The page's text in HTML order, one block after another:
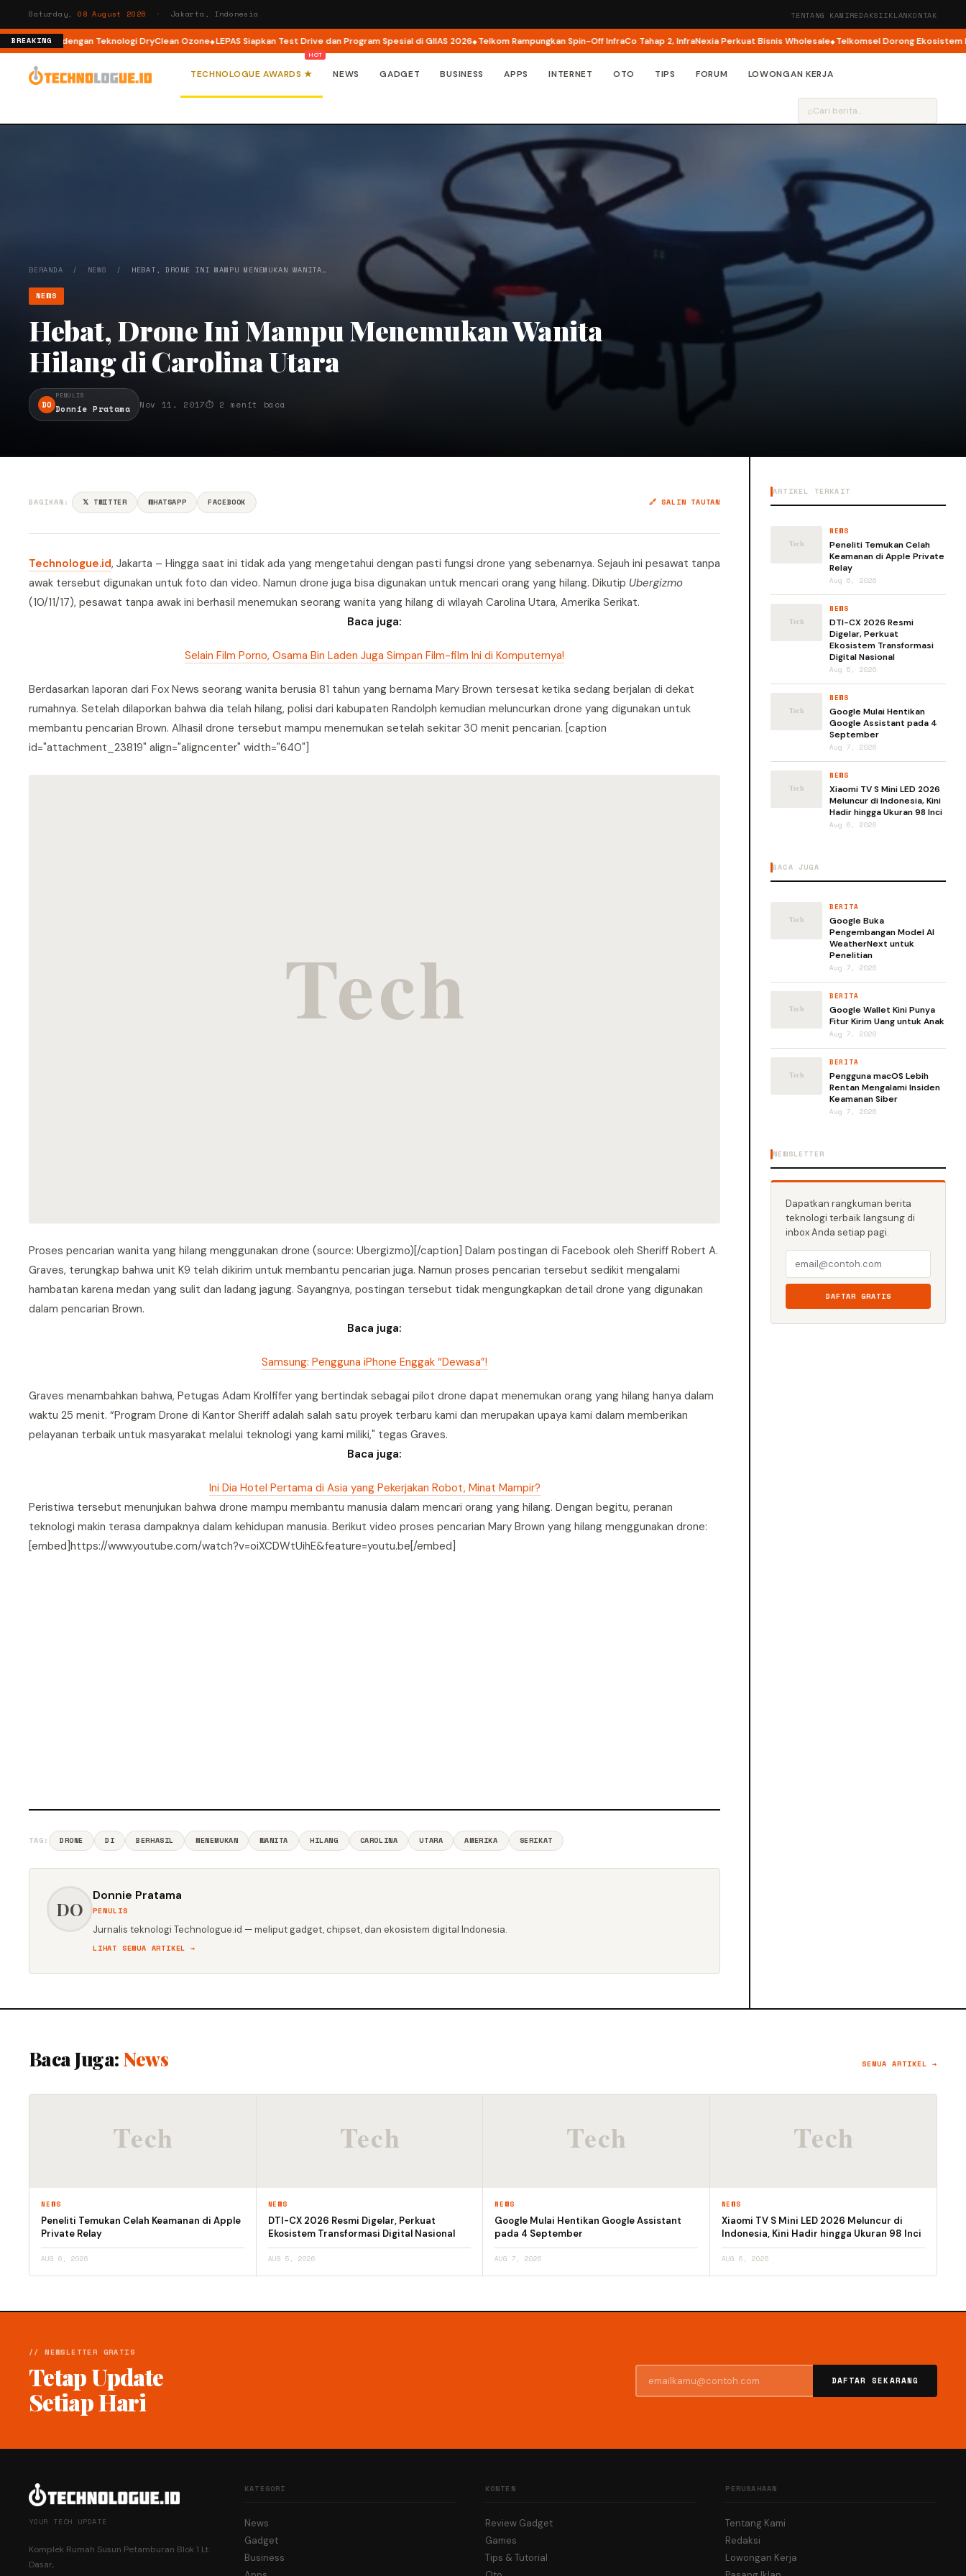
Saturday, 08 August 2026 · Jakarta, Indonesia TENTANG KAMIREDAKSIIKLANKONTAK
BREAKING
Load dengan Teknologi DryClean Ozone LEPAS Siapkan Test Drive dan Program Spesial di GIIAS 2026 Telkom Rampungkan Spin-Off InfraCo Tahap 2, InfraNexia Perkuat Bisnis Wholesale Telkomsel Dorong Ekosistem
TECHNOLOGUE AWARDS ★ NEWS GADGET BUSINESS APPS INTERNET OTO TIPS FORUM LOWONGAN KERJA
⌕
BERANDA / NEWS / HEBAT, DRONE INI MAMPU MENEMUKAN WANITA…
NEWS
Hebat, Drone Ini Mampu Menemukan Wanita
Hilang di Carolina Utara
DO
PENULIS
Donnie Pratama Nov 11, 2017⏱ 2 menit baca
BAGIKAN: 𝕏 TWITTER WHATSAPP FACEBOOK 🔗 SALIN TAUTAN
Technologue.id, Jakarta – Hingga saat ini tidak ada yang mengetahui dengan pasti fungsi drone yang sebenarnya. Sejauh ini pesawat tanpa
awak tersebut digunakan untuk foto dan video. Namun drone juga bisa digunakan untuk mencari orang yang hilang. Dikutip Ubergizmo
(10/11/17), pesawat tanpa awak ini berhasil menemukan seorang wanita yang hilang di wilayah Carolina Utara, Amerika Serikat.
Baca juga:
Selain Film Porno, Osama Bin Laden Juga Simpan Film-film Ini di Komputernya!
Berdasarkan laporan dari Fox News seorang wanita berusia 81 tahun yang bernama Mary Brown tersesat ketika sedang berjalan di dekat
rumahnya. Setelah dilaporkan bahwa dia telah hilang, polisi dari kabupaten Randolph kemudian meluncurkan drone yang digunakan untuk
membantu pencarian Brown. Alhasil drone tersebut mampu menemukan setelah sekitar 30 menit pencarian. [caption
id="attachment_23819" align="aligncenter" width="640"]
Proses pencarian wanita yang hilang menggunakan drone (source: Ubergizmo)[/caption] Dalam postingan di Facebook oleh Sheriff Robert A.
Graves, terungkap bahwa unit K9 telah dikirim untuk membantu pencarian juga. Namun proses pencarian tersebut sedikit mengalami
hambatan karena medan yang sulit dan ladang jagung. Sayangnya, postingan tersebut tidak mengungkapkan detail drone yang digunakan
dalam pencarian Brown.
Baca juga:
Samsung: Pengguna iPhone Enggak “Dewasa”!
Graves menambahkan bahwa, Petugas Adam Krolfifer yang bertindak sebagai pilot drone dapat menemukan orang yang hilang hanya dalam
waktu 25 menit. “Program Drone di Kantor Sheriff adalah salah satu proyek terbaru kami dan merupakan upaya kami dalam memberikan
pelayanan terbaik untuk masyarakat melalui teknologi yang kami miliki," tegas Graves.
Baca juga:
Ini Dia Hotel Pertama di Asia yang Pekerjakan Robot, Minat Mampir?
Peristiwa tersebut menunjukan bahwa drone mampu membantu manusia dalam mencari orang yang hilang. Dengan begitu, peranan
teknologi makin terasa dampaknya dalam kehidupan manusia. Berikut video proses pencarian Mary Brown yang hilang menggunakan drone:
[embed]https://www.youtube.com/watch?v=oiXCDWtUihE&feature=youtu.be[/embed]
TAG: DRONE DI BERHASIL MENEMUKAN WANITA HILANG CAROLINA UTARA AMERIKA SERIKAT
DO
Donnie Pratama
PENULIS
Jurnalis teknologi Technologue.id — meliput gadget, chipset, dan ekosistem digital Indonesia.
LIHAT SEMUA ARTIKEL →
ARTIKEL TERKAIT
NEWS
Peneliti Temukan Celah
Keamanan di Apple Private
Relay
Aug 6, 2026
NEWS
DTI-CX 2026 Resmi
Digelar, Perkuat
Ekosistem Transformasi
Digital Nasional
Aug 5, 2026
NEWS
Google Mulai Hentikan
Google Assistant pada 4
September
Aug 7, 2026
NEWS
Xiaomi TV S Mini LED 2026
Meluncur di Indonesia, Kini
Hadir hingga Ukuran 98 Inci
Aug 6, 2026
BACA JUGA
BERITA
Google Buka
Pengembangan Model AI
WeatherNext untuk
Penelitian
Aug 7, 2026
BERITA
Google Wallet Kini Punya
Fitur Kirim Uang untuk Anak
Aug 7, 2026
BERITA
Pengguna macOS Lebih
Rentan Mengalami Insiden
Keamanan Siber
Aug 7, 2026
NEWSLETTER
Dapatkan rangkuman berita
teknologi terbaik langsung di
inbox Anda setiap pagi.
DAFTAR GRATIS
Baca Juga: News SEMUA ARTIKEL →
NEWS
Peneliti Temukan Celah Keamanan di Apple
Private Relay
AUG 6, 2026
NEWS
DTI-CX 2026 Resmi Digelar, Perkuat
Ekosistem Transformasi Digital Nasional
AUG 5, 2026
NEWS
Google Mulai Hentikan Google Assistant
pada 4 September
AUG 7, 2026
NEWS
Xiaomi TV S Mini LED 2026 Meluncur di
Indonesia, Kini Hadir hingga Ukuran 98 Inci
AUG 6, 2026
// NEWSLETTER GRATIS
Tetap Update
Setiap Hari
DAFTAR SEKARANG
YOUR TECH UPDATE
Komplek Rumah Susun Petamburan Blok 1 Lt.
Dasar,
KATEGORI
News
Gadget
Business
KONTEN
Review Gadget
Games
Tips & Tutorial
PERUSAHAAN
Tentang Kami
Redaksi
Lowongan Kerja